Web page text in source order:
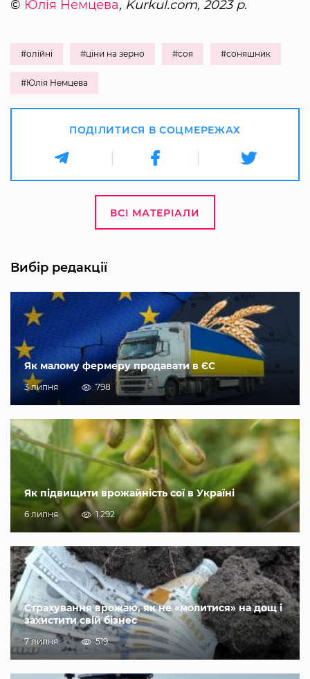
© Юлія Немцева, Kurkul.com, 2023 р.
#олійні #ціни на зерно #соя #соняшник
#Юлія Немцева
ПОДІЛИТИСЯ В СОЦМЕРЕЖАХ
ВСІ МАТЕРІАЛИ
Вибір редакції
Як малому фермеру продавати в ЄС
3 липня 798
Як підвищити врожайність сої в Україні
6 липня 1 292
Страхування врожаю, як не «молитися» на дощ і
захистити свій бізнес
7 липня 519